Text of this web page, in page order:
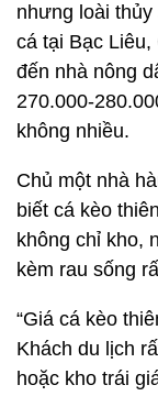
nhưng loài
cá tại Bạc
đến nhà nông
270.000-
không nhiều.
Chủ một nhà
biết cá kèo
không chỉ kho,
kèm rau sống
“Giá cá kèo
Khách du lịch
hoặc kho trái